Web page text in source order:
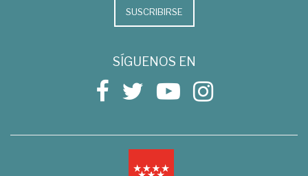
SUSCRIBIRSE
SÍGUENOS EN